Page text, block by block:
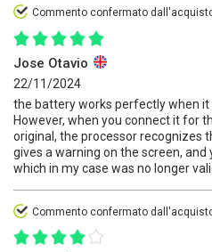
Commento confermato
Jose Otavio
22/11/2024
the battery works perfectly when it
However, when you connect it for
original, the processor recognizes
gives a warning on the screen,
which in my case was no longer
Commento confermato